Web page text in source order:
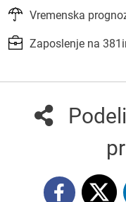
Vremenska
Zaposlenje na